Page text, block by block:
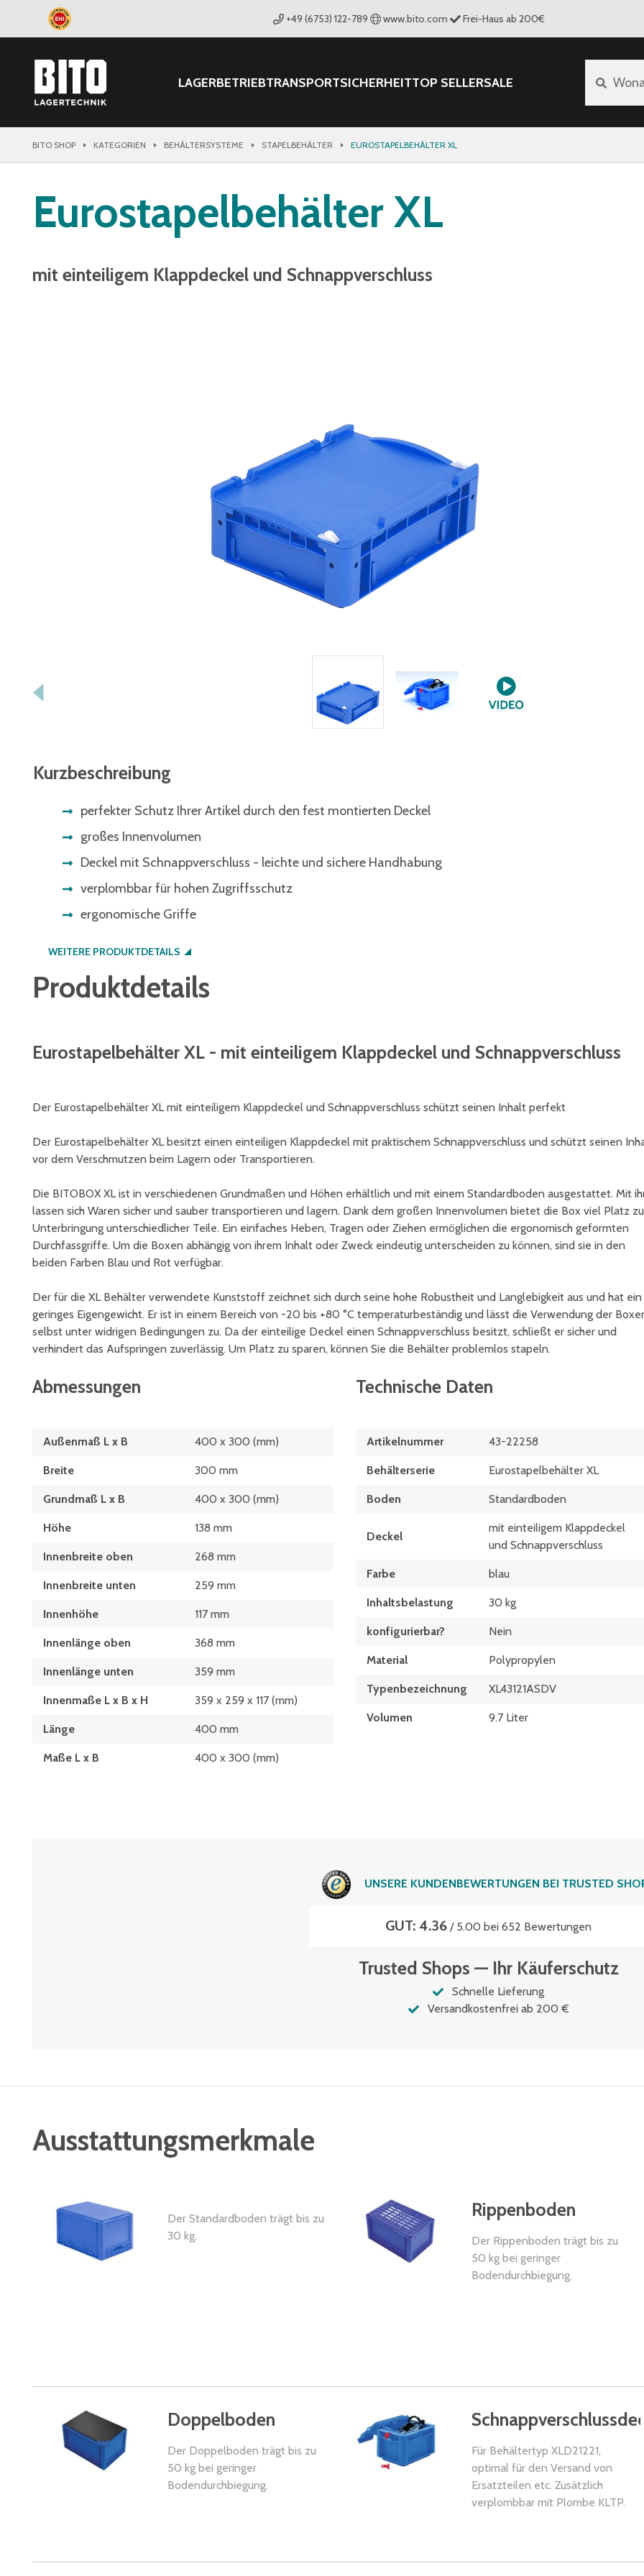
+49 (6753) 122-789 www.bito.com Frei-Haus ab 200€
LAGERBETRIEBTRANSPORTSICHERHEITTOP SELLERSALE
BITO SHOP KATEGORIEN BEHÄLTERSYSTEME STAPELBEHÄLTER EUROSTAPELBEHÄLTER XL
Eurostapelbehälter XL
mit einteiligem Klappdeckel und Schnappverschluss
Kurzbeschreibung
perfekter Schutz Ihrer Artikel durch den fest montierten Deckel
großes Innenvolumen
Deckel mit Schnappverschluss - leichte und sichere Handhabung
verplombbar für hohen Zugriffsschutz
ergonomische Griffe
WEITERE PRODUKTDETAILS
Produktdetails
Eurostapelbehälter XL - mit einteiligem Klappdeckel und Schnappverschluss
Der Eurostapelbehälter XL mit einteiligem Klappdeckel und Schnappverschluss schützt seinen Inhalt perfekt
Der Eurostapelbehälter XL besitzt einen einteiligen Klappdeckel mit praktischem Schnappverschluss und schützt seinen
vor dem Verschmutzen beim Lagern oder Transportieren.
Die BITOBOX XL ist in verschiedenen Grundmaßen und Höhen erhältlich und mit einem Standardboden ausgestattet. Mit
lassen sich Waren sicher und sauber transportieren und lagern. Dank dem großen Innenvolumen bietet die Box viel Platz
Unterbringung unterschiedlicher Teile. Ein einfaches Heben, Tragen oder Ziehen ermöglichen die ergonomisch geformten
Durchfassgriffe. Um die Boxen abhängig von ihrem Inhalt oder Zweck eindeutig unterscheiden zu können, sind sie in den
beiden Farben Blau und Rot verfügbar.
Der für die XL Behälter verwendete Kunststoff zeichnet sich durch seine hohe Robustheit und Langlebigkeit aus und hat ein
geringes Eigengewicht. Er ist in einem Bereich von -20 bis +80 °C temperaturbeständig und lässt die Verwendung der
selbst unter widrigen Bedingungen zu. Da der einteilige Deckel einen Schnappverschluss besitzt, schließt er sicher und
verhindert das Aufspringen zuverlässig. Um Platz zu sparen, können Sie die Behälter problemlos stapeln.
Abmessungen
Außenmaß L x B 400 x 300 (mm)
Breite 300 mm
Grundmaß L x B 400 x 300 (mm)
Höhe 138 mm
Innenbreite oben 268 mm
Innenbreite unten 259 mm
Innenhöhe 117 mm
Innenlänge oben 368 mm
Innenlänge unten 359 mm
Innenmaße L x B x H 359 x 259 x 117 (mm)
Länge 400 mm
Maße L x B 400 x 300 (mm)
Technische Daten
Artikelnummer 43-22258
Behälterserie Eurostapelbehälter XL
Boden Standardboden
Deckel
mit einteiligem Klappdeckel
und Schnappverschluss
Farbe blau
Inhaltsbelastung 30 kg
konfigurierbar? Nein
Material Polypropylen
Typen­be­zeich­nung XL43121ASDV
Volumen 9.7 Liter
UNSERE KUNDENBEWERTUNGEN BEI TRUSTED
GUT: 4.36 / 5.00 bei 652 Bewertungen
Trusted Shops — Ihr Käuferschutz
Schnelle Lieferung
Versandkostenfrei ab 200 €
Ausstattungsmerkmale
Der Standardboden trägt bis zu
30 kg.
Rippenboden
Der Rippenboden trägt bis zu
50 kg bei geringer
Bodendurchbiegung.
Doppelboden
Der Doppelboden trägt bis zu
50 kg bei geringer
Bodendurchbiegung.
Für Behältertyp XLD21221,
optimal für den Versand von
Ersatzteilen etc. Zusätzlich
verplombbar mit Plombe KLTP.